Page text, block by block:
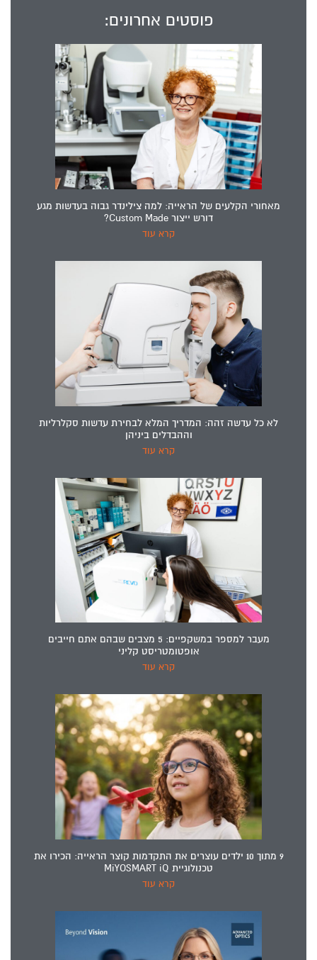
פוסטים אחרונים:
מאחורי הקלעים של הראייה: למה צילינדר גבוה בעדשות מגע
דורש ייצור Custom Made?
קרא עוד
לא כל עדשה זהה: המדריך המלא לבחירת עדשות סקלרליות
וההבדלים ביניהן
קרא עוד
מעבר למספר במשקפיים: 5 מצבים שבהם אתם חייבים
אופטומטריסט קליני
קרא עוד
9 מתוך 10 ילדים עוצרים את התקדמות קוצר הראייה: הכירו את
טכנולוגיית MiYOSMART iQ
קרא עוד